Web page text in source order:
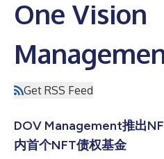
One Vision
Get RSS Feed
DOV Management推出
内首个NFT债权基金